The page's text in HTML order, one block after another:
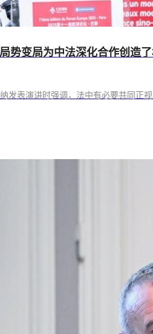
势变局为中法深化合作创造
发表演讲时强调，法中有必要共同正